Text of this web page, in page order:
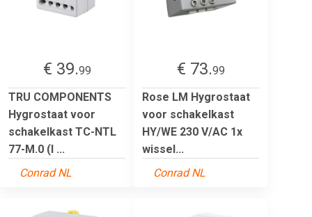
€ 39.99
TRU COMPONENTS
Hygrostaat voor
schakelkast TC-NTL
77-M.0 (l ...
Conrad NL
€ 73.99
Rose LM Hygrostaat
voor schakelkast
HY/WE 230 V/AC 1x
wissel...
Conrad NL